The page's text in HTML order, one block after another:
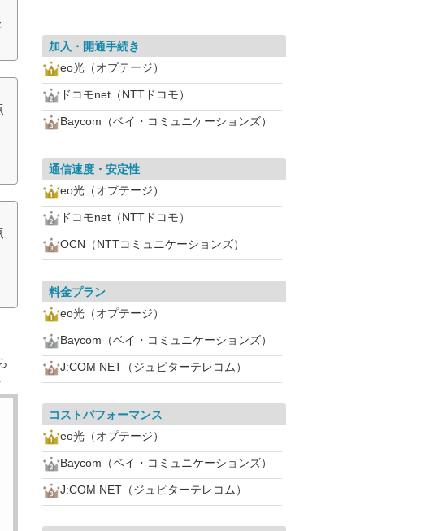
加入・開通手続き
eo光（オプテージ）
ドコモnet（NTTドコモ）
Baycom（ベイ・コミュニケーションズ）
通信速度・安定性
eo光（オプテージ）
ドコモnet（NTTドコモ）
OCN（NTTコミュニケーションズ）
料金プラン
eo光（オプテージ）
Baycom（ベイ・コミュニケーションズ）
J:COM NET（ジュピターテレコム）
コストパフォーマンス
eo光（オプテージ）
Baycom（ベイ・コミュニケーションズ）
J:COM NET（ジュピターテレコム）